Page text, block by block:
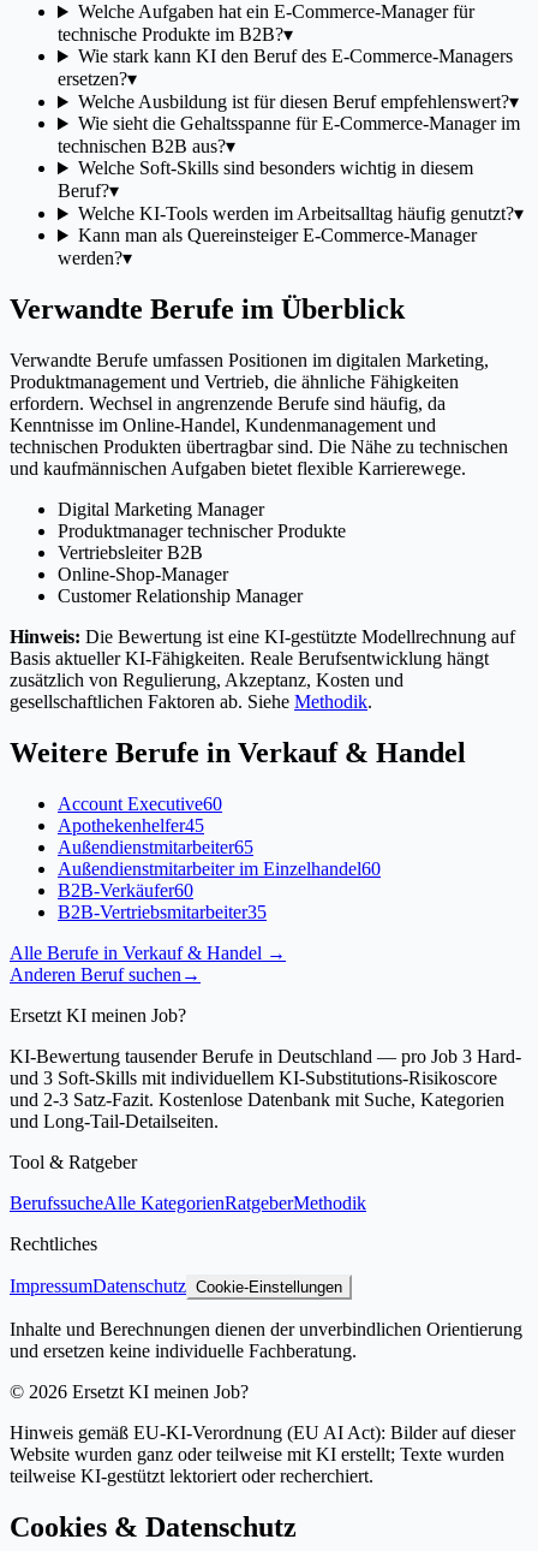
Welche Aufgaben hat ein E-Commerce-Manager für
technische Produkte im B2B?▾
Wie stark kann KI den Beruf des E-Commerce-Managers
ersetzen?▾
Welche Ausbildung ist für diesen Beruf empfehlenswert?▾
Wie sieht die Gehaltsspanne für E-Commerce-Manager im
technischen B2B aus?▾
Welche Soft-Skills sind besonders wichtig in diesem
Beruf?▾
Welche KI-Tools werden im Arbeitsalltag häufig genutzt?▾
Kann man als Quereinsteiger E-Commerce-Manager
werden?▾
Verwandte Berufe im Überblick
Verwandte Berufe umfassen Positionen im digitalen Marketing,
Produktmanagement und Vertrieb, die ähnliche Fähigkeiten
erfordern. Wechsel in angrenzende Berufe sind häufig, da
Kenntnisse im Online-Handel, Kundenmanagement und
technischen Produkten übertragbar sind. Die Nähe zu technischen
und kaufmännischen Aufgaben bietet flexible Karrierewege.
Digital Marketing Manager
Produktmanager technischer Produkte
Vertriebsleiter B2B
Online-Shop-Manager
Customer Relationship Manager
Hinweis: Die Bewertung ist eine KI-gestützte Modellrechnung auf
Basis aktueller KI-Fähigkeiten. Reale Berufsentwicklung hängt
zusätzlich von Regulierung, Akzeptanz, Kosten und
gesellschaftlichen Faktoren ab. Siehe Methodik.
Weitere Berufe in Verkauf & Handel
Account Executive60
Apothekenhelfer45
Außendienstmitarbeiter65
Außendienstmitarbeiter im Einzelhandel60
B2B-Verkäufer60
B2B-Vertriebsmitarbeiter35
Alle Berufe in Verkauf & Handel →
Anderen Beruf suchen →
Ersetzt KI meinen Job?
KI-Bewertung tausender Berufe in Deutschland — pro Job 3 Hard-
und 3 Soft-Skills mit individuellem KI-Substitutions-Risikoscore
und 2-3 Satz-Fazit. Kostenlose Datenbank mit Suche, Kategorien
und Long-Tail-Detailseiten.
Tool & Ratgeber
BerufssucheAlle KategorienRatgeberMethodik
Rechtliches
ImpressumDatenschutz Cookie-Einstellungen
Inhalte und Berechnungen dienen der unverbindlichen Orientierung
und ersetzen keine individuelle Fachberatung.
© 2026 Ersetzt KI meinen Job?
Hinweis gemäß EU-KI-Verordnung (EU AI Act): Bilder auf dieser
Website wurden ganz oder teilweise mit KI erstellt; Texte wurden
teilweise KI-gestützt lektoriert oder recherchiert.
Cookies & Datenschutz